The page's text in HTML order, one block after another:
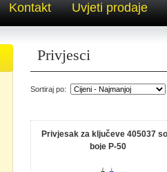
Kontakt Uvjeti prodaje
Privjesci
Sortiraj po:
Privjesak za ključeve 405037
boje P-50